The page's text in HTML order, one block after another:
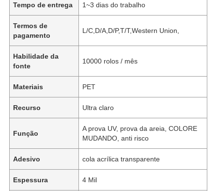
Tempo de entrega 1~3 dias do trabalho
Termos de
pagamento
L/C,D/A,D/P,T/T,Western Union,
Habilidade da
fonte
10000 rolos / mês
Materiais PET
Recurso Ultra claro
Função
A prova UV, prova da areia, COLORE
MUDANDO, anti risco
Adesivo cola acrílica transparente
Espessura 4 Mil